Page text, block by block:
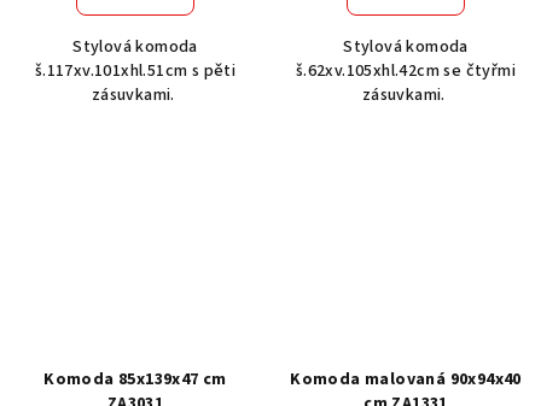
Stylová komoda
š.117xv.101xhl.51cm s pěti
zásuvkami.
Stylová komoda
š.62xv.105xhl.42cm se čtyřmi
zásuvkami.
Komoda 85x139x47 cm
Komoda malovaná 90x94x40